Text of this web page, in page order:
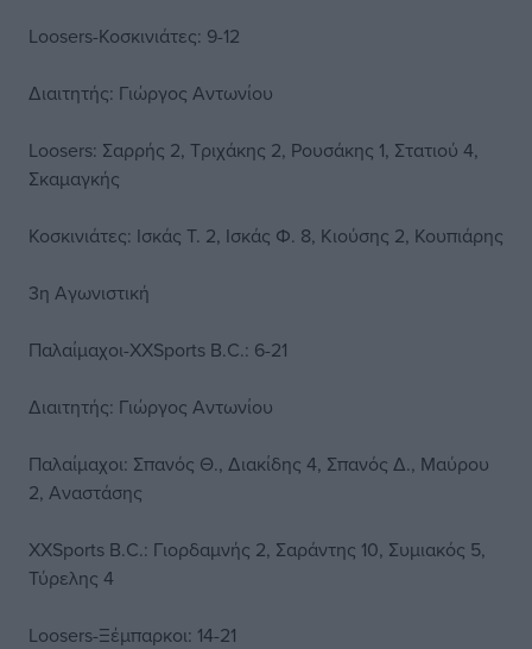
Loosers-Κοσκινιάτες: 9-12
Διαιτητής: Γιώργος Αντωνίου
Loosers: Σαρρής 2, Τριχάκης 2, Ρουσάκης 1, Στατιού 4,
Σκαμαγκής
Κοσκινιάτες: Ισκάς Τ. 2, Ισκάς Φ. 8, Κιούσης 2, Κουπιάρης
3η Αγωνιστική
Παλαίμαχοι-XXSports B.C.: 6-21
Διαιτητής: Γιώργος Αντωνίου
Παλαίμαχοι: Σπανός Θ., Διακίδης 4, Σπανός Δ., Μαύρου
2, Αναστάσης
XXSports B.C.: Γιορδαμνής 2, Σαράντης 10, Συμιακός 5,
Τύρελης 4
Loosers-Ξέμπαρκοι: 14-21